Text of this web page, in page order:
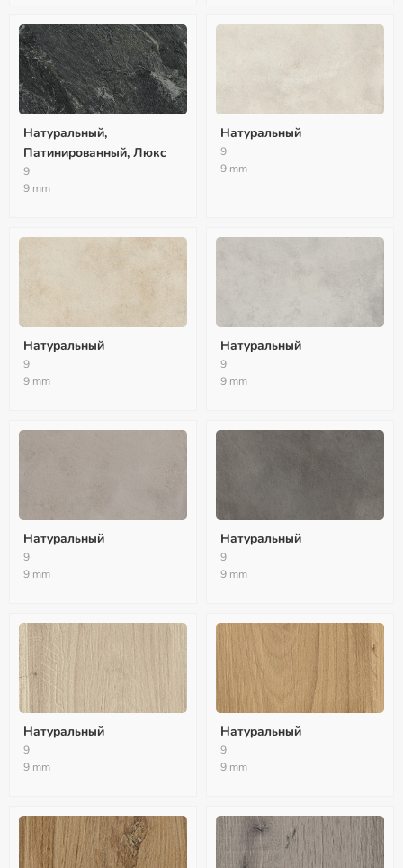
Натуральный,
Патинированный, Люкс
9
9 mm
Натуральный
9
9 mm
Натуральный
9
9 mm
Натуральный
9
9 mm
Натуральный
9
9 mm
Натуральный
9
9 mm
Натуральный
9
9 mm
Натуральный
9
9 mm